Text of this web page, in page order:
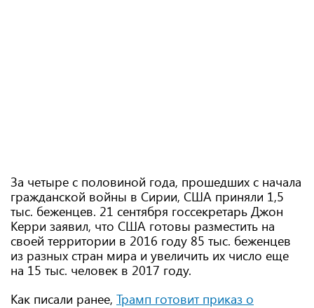
За четыре с половиной года, прошедших с начала
гражданской войны в Сирии, США приняли 1,5
тыс. беженцев. 21 сентября госсекретарь Джон
Керри заявил, что США готовы разместить на
своей территории в 2016 году 85 тыс. беженцев
из разных стран мира и увеличить их число еще
на 15 тыс. человек в 2017 году.
Как писали ранее, Трамп готовит приказ о